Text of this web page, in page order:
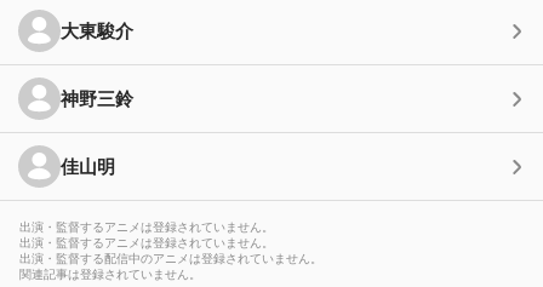
大東駿介
神野三鈴
佳山明
出演・監督するアニメは登録されていません。
出演・監督するアニメは登録されていません。
出演・監督する配信中のアニメは登録されていません。
関連記事は登録されていません。